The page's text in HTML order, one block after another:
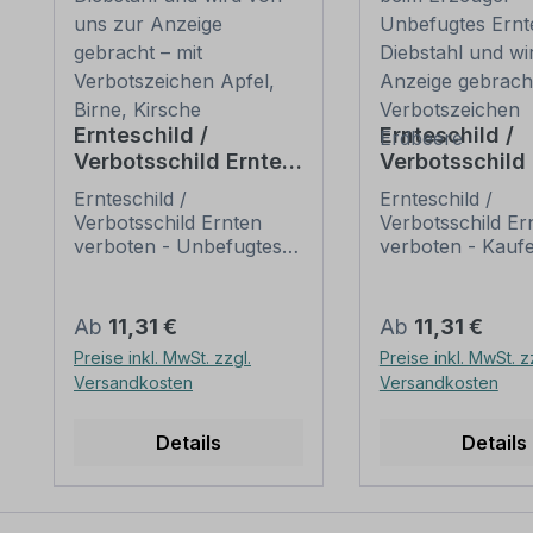
Ernteschild /
Verbotsschild Ernten
verboten -
Unbefugtes Ernten
von Obst ist
gebracht – mit
Verbotszeichen
Apfel, Birne, Kirsche
Ernteschild /
Verbotsschild Ernten
verboten - Unbefugtes
uns zur Anzeige
gebracht – mit
Verbotszeichen Apfel,
Birne, Kirsche. Landwirte
zunehmend unter dem
und den damit
verbundenen
Regulärer Preis:
Ab 11,31 €
Preise inkl. MwSt. zzgl.
Versandkosten
Details
Ernteschild /
Verbotsschild
verboten -
Sie diese
direkt beim
wird zur
gebracht – mit
Erdbeere
Ernteschild /
Verbotsschild
verboten -
Unbefugtes
Diebstahl und
Anzeige gebracht
Verbotszeichen
Obstwirte leiden
Diebstahl ihres
und den damit
Regulärer Preis:
Ab 11,31 €
Preise inkl. MwSt.
Versandkosten
Details